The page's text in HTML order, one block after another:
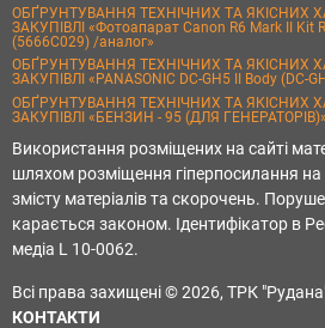
ОБҐРУНТУВАННЯ ТЕХНІЧНИХ ТА ЯКІСНИХ
ЗАКУПІВЛІ «Фотоапарат Canon R6 Mark II Kit
(5666C029) /аналог»
ОБҐРУНТУВАННЯ ТЕХНІЧНИХ ТА ЯКІСНИХ
ЗАКУПІВЛІ «PANASONIC DC-GH5 II Body (DC-
ОБҐРУНТУВАННЯ ТЕХНІЧНИХ ТА ЯКІСНИХ
ЗАКУПІВЛІ «БЕНЗИН - 95 (ДЛЯ ГЕНЕРАТОРІВ)»
Використання розміщених на сайті
шляхом розміщення гіперпосилання
змісту матеріалів та скорочень.
карається законом. Ідентифікатор в
медіа L 10-0062.
Всі права захищені © 2026, ТРК
КОНТАКТИ